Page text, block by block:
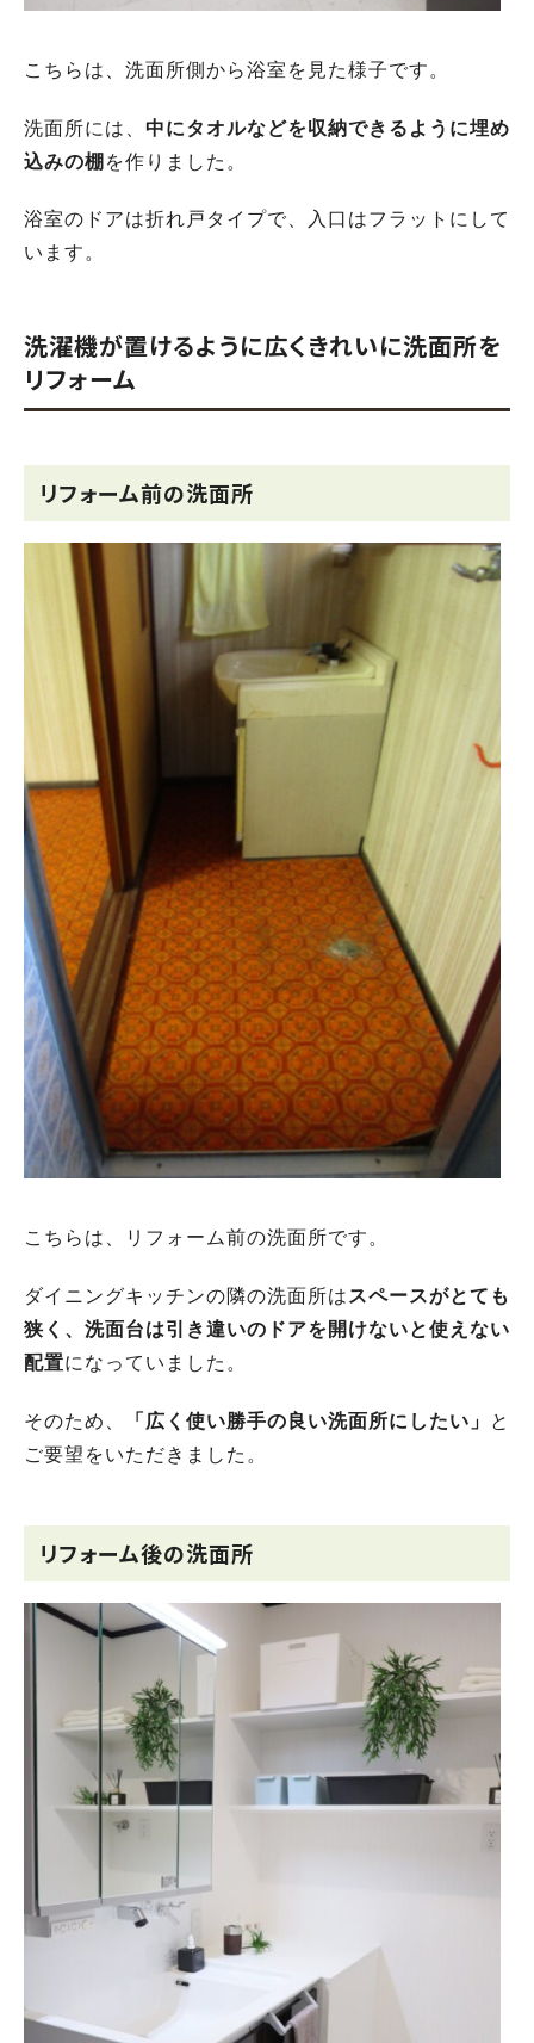
こちらは、洗面所側から浴室を見た様子です。
洗面所には、 中にタオルなどを収納できるように埋め
込みの棚 を作りました。
浴室のドアは折れ戸タイプで、入口はフラットにして
います。
洗濯機が置けるように広くきれいに洗面所を
リフォーム
リフォーム前の洗面所
こちらは、リフォーム前の洗面所です。
ダイニングキッチンの隣の洗面所は スペースがとても
狭く、洗面台は引き違いのドアを開けないと使えない
配置になっていました。
そのため、 「広く使い勝手の良い洗面所にしたい」
と
ご要望をいただきました。
リフォーム後の洗面所